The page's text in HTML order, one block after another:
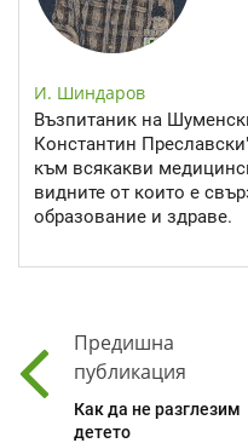
И. Шиндаров
Възпитаник на
Константин
към всякакви
видните от които е
образование и здраве.
Предишна
публикация
Как да не разглезим
детето